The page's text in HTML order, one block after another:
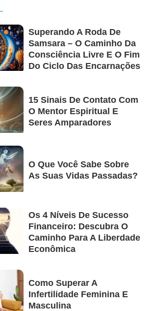
Superando A Roda De
Samsara – O Caminho Da
Consciência Livre E O Fim
Do Ciclo Das Encarnações
15 Sinais De Contato Com
O Mentor Espiritual E
Seres Amparadores
O Que Você Sabe Sobre
As Suas Vidas Passadas?
Os 4 Níveis De Sucesso
Financeiro: Descubra O
Caminho Para A Liberdade
Econômica
Como Superar A
Infertilidade Feminina E
Masculina